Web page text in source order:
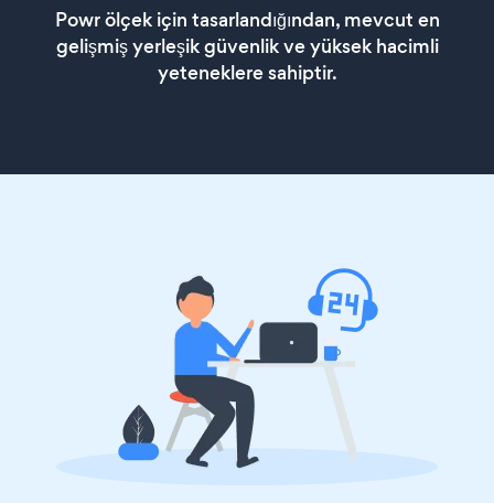
Powr ölçek için tasarlandığından, mevcut en
gelişmiş yerleşik güvenlik ve yüksek hacimli
yeteneklere sahiptir.